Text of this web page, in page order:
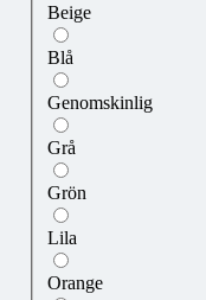
Beige
Blå
Genomskinlig
Grå
Grön
Lila
Orange